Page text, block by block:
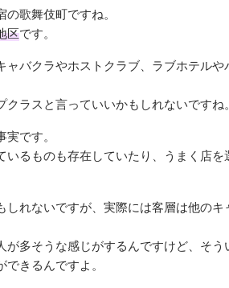
歌舞伎町ですね。
区です。
バクラやホストクラブ、ラブホテル
ラスと言っていいかもしれないですね。
です。
るものも存在していたり、うまく店
れないですが、実際には客層は他の
多そうな感じがするんですけど、そう
きるんですよ。